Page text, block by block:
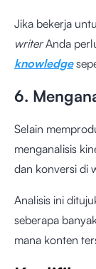
Jika bekerja
writerAnda
knowledge
6.
Selain
menganalisis
dan konversi di
Analisis ini
seberapa
mana konten